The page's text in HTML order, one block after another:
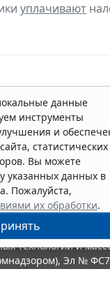
уплачивают
данные
инструменты
и
статистических
Вы можете
указанных данных в
Пожалуйста,
их обработки.
2026.
Компания
Российской
в
службой по
технологий и
Эл №